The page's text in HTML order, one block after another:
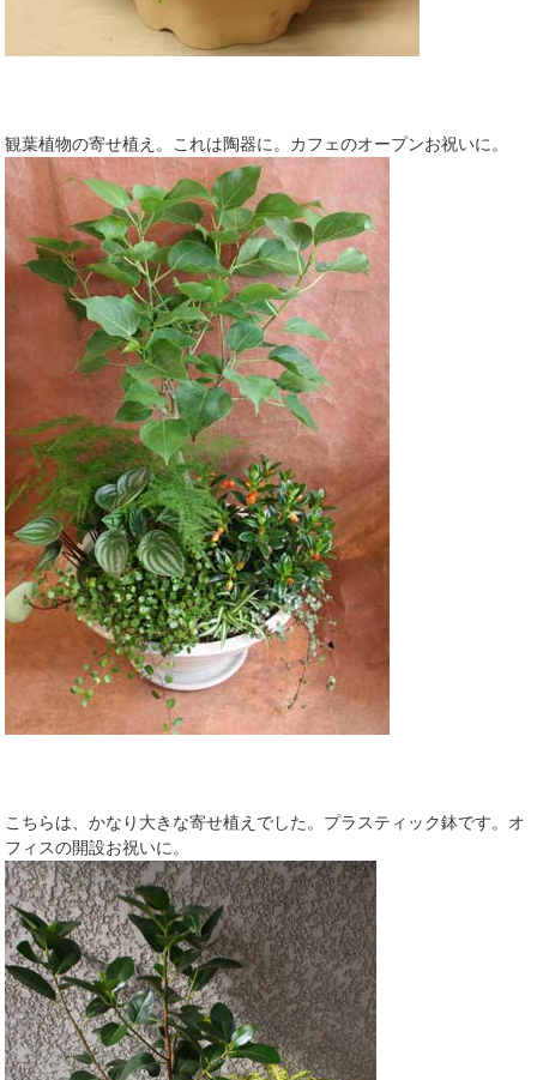
観葉植物の寄せ植え。これは陶器に。カフェのオープンお祝いに。
こちらは、かなり大きな寄せ植えでした。プラスティック鉢です。オ
フィスの開設お祝いに。